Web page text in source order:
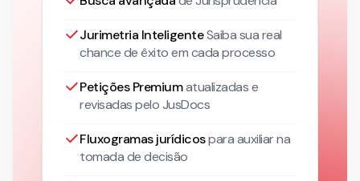
Jurimetria InteligenteSaiba sua real
chance de êxito em cada processo
Petições Premiumatualizadase
revisadas pelo JusDocs
Fluxogramas jurídicospara auxiliar na
tomada de decisão